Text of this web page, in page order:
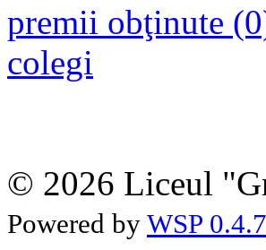
premii obţinute
colegi
© 2026 Liceul
Powered by WSP 0.4.7